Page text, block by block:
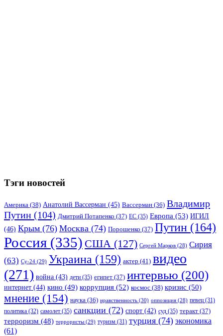
Тэги новостей
Америка (38) Анатолий Вассерман (45) Вассерман (36) Владимир
Путин (104) Дмитрий Потапенко (37) ЕС (35) Европа (53) ИГИЛ
(46) Крым (76) Москва (74) Порошенко (37) Путин (164)
Россия (335) США (127) Сергей Марков (28) Сирия
(63) Су-24 (29) Украина (159) актер (41) видео
(271) война (43) дети (35) египет (37) интервью (200)
интернет (44) кино (49) коррупция (52) космос (38) кризис (50)
мнение (154) наука (36) нравственность (30) оппозиция (28) певец (31)
политика (32) самолет (35) санкции (72) спорт (42) суд (35) теракт (37)
терроризм (48) террористы (29) туризм (31) турция (74) экономика
(61)